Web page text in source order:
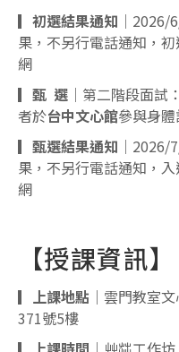
▎初選結果通知 ｜
果，不另行電話通知，
網
▎甄 選 ｜第二階段面
者於台中文心館參與身
▎甄選結果通知 ｜
果，不另行電話通知，
網
【授課資訊】
▎上課地點 ｜雲門教室
371號5樓